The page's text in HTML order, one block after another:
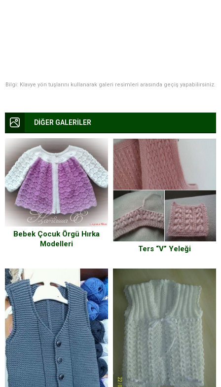
Bilgi: Klavye yön tuşlarını kullanarak galeri resimleri arasında geçiş yapabilirsiniz.
DİĞER GALERİLER
Bebek Çocuk Örgü Hırka
Modelleri
Ters “V” Yeleği